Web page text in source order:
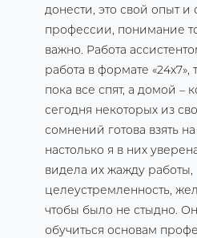
донести, это свой опыт
профессии, понимание
важно. Работа
работа в формате «24х7»,
пока все спят, а домой –
сегодня некоторых из
сомнений готова взять
настолько я в них
видела их жажду работы,
целеустремленность,
чтобы было не стыдно.
обучиться основам